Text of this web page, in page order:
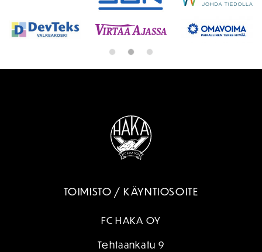
TOIMISTO / KÄYNTIOSOITE
FC HAKA OY
Tehtaankatu 9